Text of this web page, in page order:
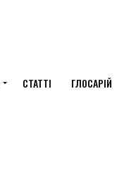
СТАТТІ ГЛОСАРІЙ